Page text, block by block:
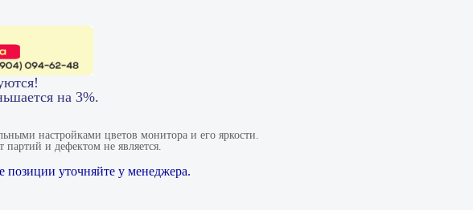
на 3%.
настройками цветов монитора и его яркости.
и дефектом не является.
уточняйте у менеджера.